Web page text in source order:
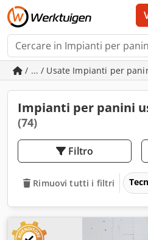
/ ... / Usate Impianti per
Impianti per panini
(74)
Filtro
Rimuovi tutti i filtri